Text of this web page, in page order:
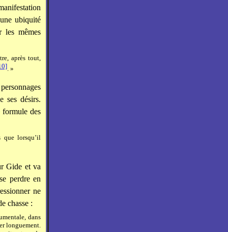
ubiquité
les mêmes
après tout,
. »
ses désirs.
formule des
que lorsqu’il
Gide et va
perdre en
ne
chasse :
dans
longuement.